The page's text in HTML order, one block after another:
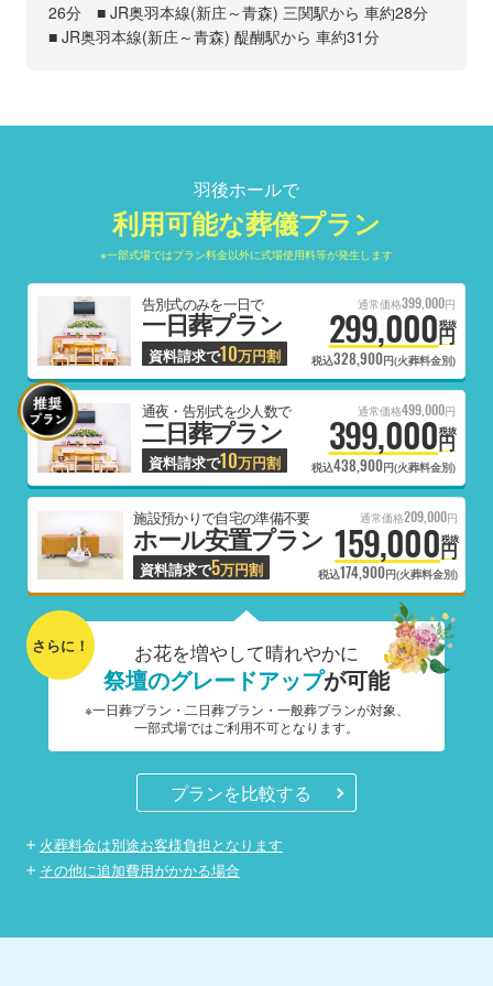
26分 ■ JR奥羽本線(新庄～青森) 三関駅から 車約28分
■ JR奥羽本線(新庄～青森) 醍醐駅から 車約31分
羽後ホールで
利用可能な葬儀プラン
※一部式場ではプラン料金以外に式場使用料等が発生します
告別式のみを一日で
一日葬プラン
資料請求で10万円割
通常価格399,000円
299,000円
税抜
税込328,900円(火葬料金別)
通夜・告別式を少人数で
二日葬プラン
資料請求で10万円割
通常価格499,000円
399,000円
税抜
税込438,900円(火葬料金別)
施設預かりで自宅の準備不要
ホール安置プラン
資料請求で5万円割
通常価格209,000円
159,000円
税抜
税込174,900円(火葬料金別)
さらに！ お花を増やして晴れやかに
祭壇のグレードアップが可能
※一日葬プラン・二日葬プラン・一般葬プランが対象、
一部式場ではご利用不可となります。
プランを比較する
火葬料金は別途お客様負担となります
その他に追加費用がかかる場合